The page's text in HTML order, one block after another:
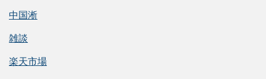
中国淅
雑談
楽天市場